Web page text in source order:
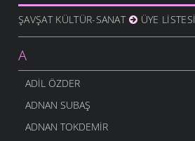
ŞAVŞAT KÜLTÜR-SANAT ÜYE LISTESI
A
ADIL ÖZDER
ADNAN SUBAŞ
ADNAN TOKDEMIR